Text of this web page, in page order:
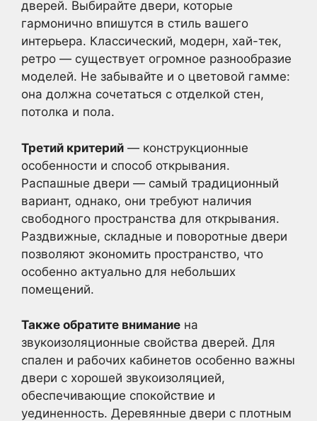
дверей. Выбирайте двери, которые
гармонично впишутся в стиль вашего
интерьера. Классический, модерн, хай-тек,
ретро — существует огромное разнообразие
моделей. Не забывайте и о цветовой гамме:
она должна сочетаться с отделкой стен,
потолка и пола.
Третий критерий — конструкционные
особенности и способ открывания.
Распашные двери — самый традиционный
вариант, однако, они требуют наличия
свободного пространства для открывания.
Раздвижные, складные и поворотные двери
позволяют экономить пространство, что
особенно актуально для небольших
помещений.
Также обратите внимание на
звукоизоляционные свойства дверей. Для
спален и рабочих кабинетов особенно важны
двери с хорошей звукоизоляцией,
обеспечивающие спокойствие и
уединенность. Деревянные двери с плотным